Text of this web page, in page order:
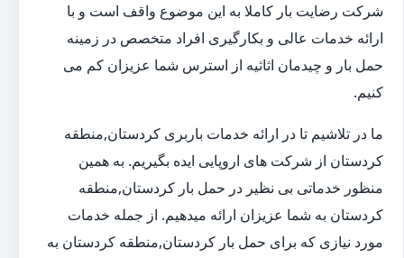
شرکت رضایت بار کاملا به این موضوع واقف است و با
ارائه خدمات عالی و بکارگیری افراد متخصص در زمینه
حمل بار و چیدمان اثاثیه از استرس شما عزیزان کم می
کنیم.
ما در تلاشیم تا در ارائه خدمات باربری کردستان,منطقه
کردستان از شرکت های اروپایی ایده بگیریم. به همین
منظور خدماتی بی نظیر در حمل بار کردستان,منطقه
کردستان به شما عزیزان ارائه میدهیم. از جمله خدمات
مورد نیازی که برای حمل بار کردستان,منطقه کردستان به